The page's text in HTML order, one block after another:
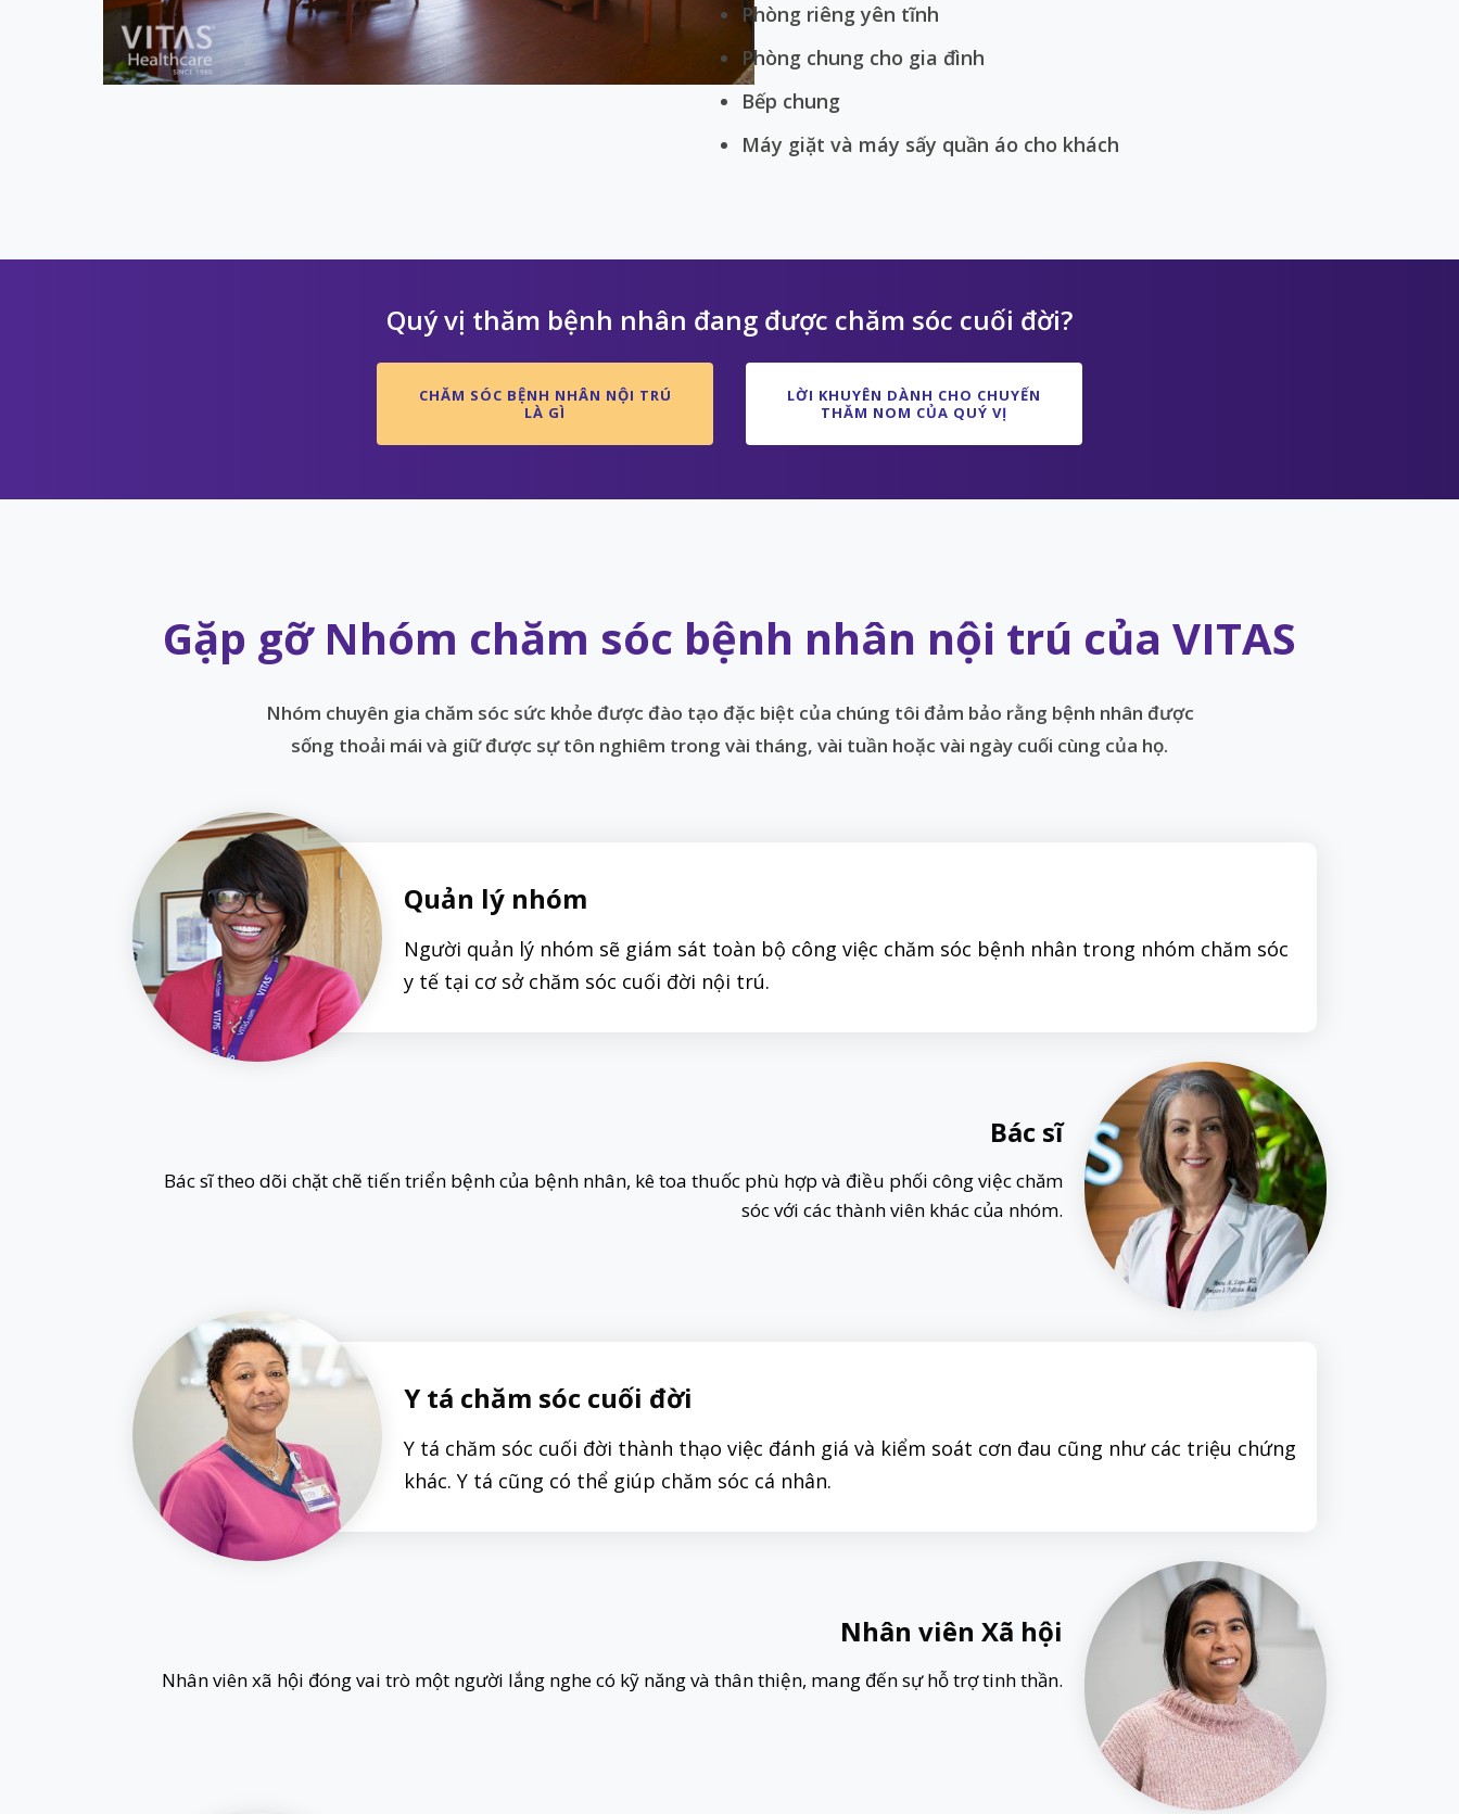
Video
Phòng riêng yên tĩnh
Phòng chung cho gia đình
Bếp chung
Máy giặt và máy sấy quần áo cho khách
Quý vị thăm bệnh nhân đang được chăm sóc cuối đời?
CHĂM SÓC BỆNH NHÂN NỘI TRÚ
LÀ GÌ
LỜI KHUYÊN DÀNH CHO CHUYẾN
THĂM NOM CỦA QUÝ VỊ
Gặp gỡ Nhóm chăm sóc bệnh nhân nội trú của VITAS
Nhóm chuyên gia chăm sóc sức khỏe được đào tạo đặc biệt của chúng tôi đảm bảo rằng bệnh nhân được
sống thoải mái và giữ được sự tôn nghiêm trong vài tháng, vài tuần hoặc vài ngày cuối cùng của họ.
Quản lý nhóm
Người quản lý nhóm sẽ giám sát toàn bộ công việc chăm sóc bệnh nhân trong nhóm chăm sóc
y tế tại cơ sở chăm sóc cuối đời nội trú.
Bác sĩ
Bác sĩ theo dõi chặt chẽ tiến triển bệnh của bệnh nhân, kê toa thuốc phù hợp và điều phối công việc chăm
sóc với các thành viên khác của nhóm.
Y tá chăm sóc cuối đời
Y tá chăm sóc cuối đời thành thạo việc đánh giá và kiểm soát cơn đau cũng như các triệu chứng
khác. Y tá cũng có thể giúp chăm sóc cá nhân.
Nhân viên Xã hội
Nhân viên xã hội đóng vai trò một người lắng nghe có kỹ năng và thân thiện, mang đến sự hỗ trợ tinh thần.